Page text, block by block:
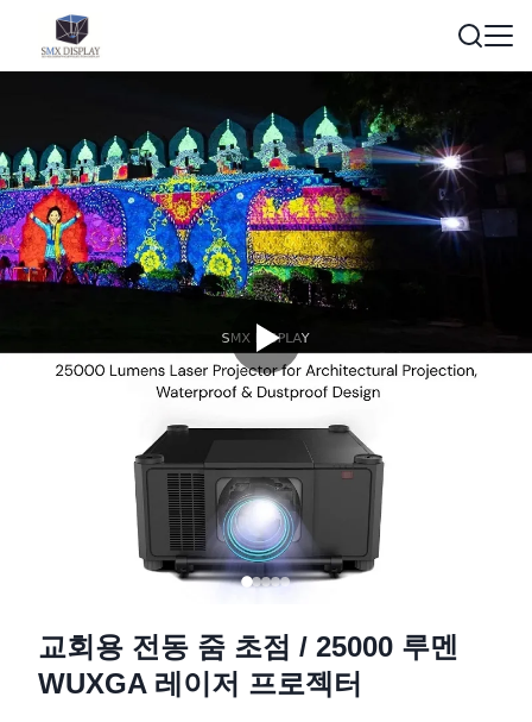
교회용 전동 줌 초점 / 25000 루멘
WUXGA 레이저 프로젝터